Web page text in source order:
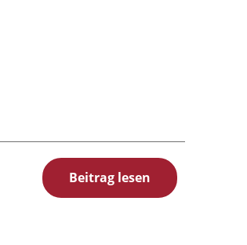
Beitrag lesen